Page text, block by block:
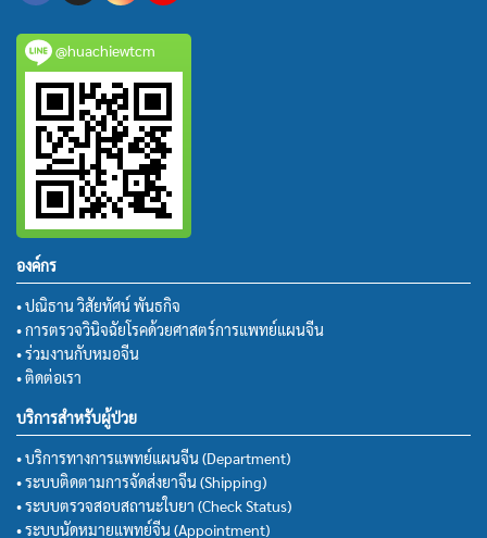
@huachiewtcm
องค์กร
• ปณิธาน วิสัยทัศน์ พันธกิจ
• การตรวจวินิจฉัยโรคด้วยศาสตร์การแพทย์แผนจีน
• ร่วมงานกับหมอจีน
• ติดต่อเรา
บริการสำหรับผู้ป่วย
• บริการทางการแพทย์แผนจีน (Department)
• ระบบติดตามการจัดส่งยาจีน (Shipping)
• ระบบตรวจสอบสถานะใบยา (Check Status)
• ระบบนัดหมายแพทย์จีน (Appointment)